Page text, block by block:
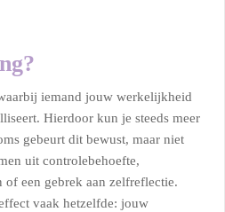
iemand jouw werkelijkheid
Hierdoor kun je steeds meer
gebeurt dit bewust, maar niet
uit controlebehoefte,
of een gebrek aan zelfreflectie.
vaak hetzelfde: jouw